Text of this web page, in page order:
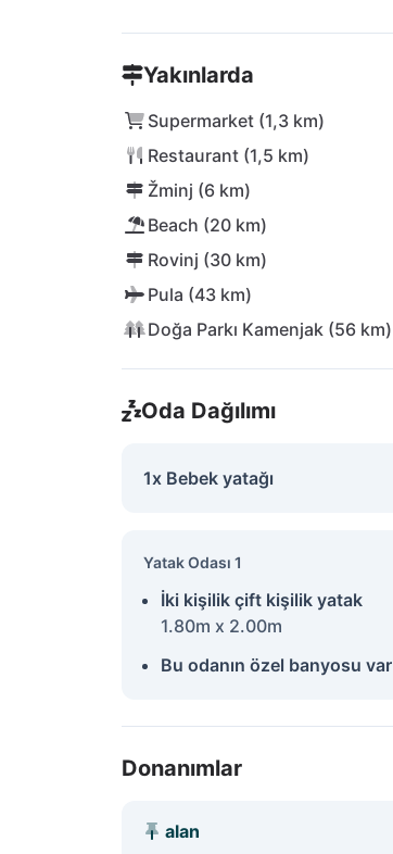
Yakınlarda
Supermarket (1,3 km)
Restaurant (1,5 km)
Žminj (6 km)
Beach (20 km)
Rovinj (30 km)
Pula (43 km)
Doğa Parkı Kamenjak (56 km)
Oda Dağılımı
1x Bebek yatağı
Yatak Odası 1
İki kişilik çift kişilik yatak
1.80m x 2.00m
Bu odanın özel banyosu var
Donanımlar
alan